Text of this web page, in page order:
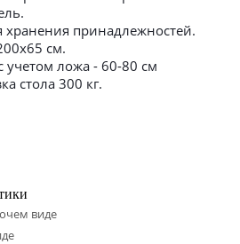
хранения принадлежностей.
см.
учетом ложа - 60-80 см
стола 300 кг.
виде